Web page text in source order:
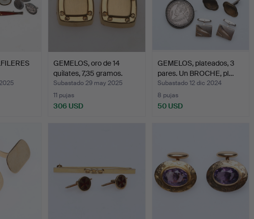
GEMELOS, oro de 14
quilates, 7,35 gramos.
Subastado 29 may 2025
11 pujas
306 USD
GEMELOS, plateados, 3
pares. Un BROCHE, pl…
Subastado 12 dic 2024
8 pujas
50 USD